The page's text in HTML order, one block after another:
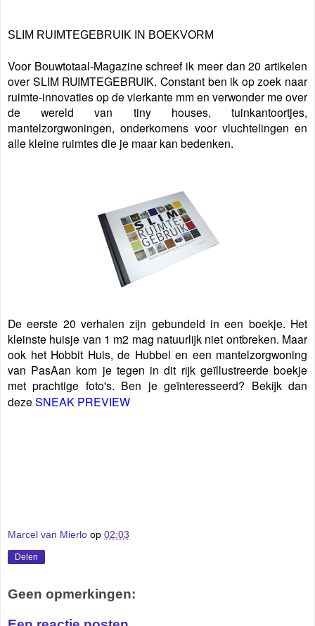
SLIM RUIMTEGEBRUIK IN BOEKVORM
Voor Bouwtotaal-Magazine schreef ik meer dan 20 artikelen
over SLIM RUIMTEGEBRUIK. Constant ben ik op zoek naar
ruimte-innovaties op de vierkante mm en verwonder me over
de wereld van tiny houses, tuinkantoortjes,
mantelzorgwoningen, onderkomens voor vluchtelingen en
alle kleine ruimtes die je maar kan bedenken.
De eerste 20 verhalen zijn gebundeld in een boekje. Het
kleinste huisje van 1 m2 mag natuurlijk niet ontbreken. Maar
ook het Hobbit Huis, de Hubbel en een mantelzorgwoning
van PasAan kom je tegen in dit rijk geïllustreerde boekje
met prachtige foto's. Ben je geïnteresseerd? Bekijk dan
deze SNEAK PREVIEW
Marcel van Mierlo op 02:03
Delen
Geen opmerkingen: